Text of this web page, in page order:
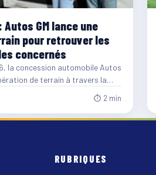
GM lance une
pour retrouver les
concernés
la concession automobile Autos
de terrain à travers la…
⏱ 2 min
RUBRIQUES